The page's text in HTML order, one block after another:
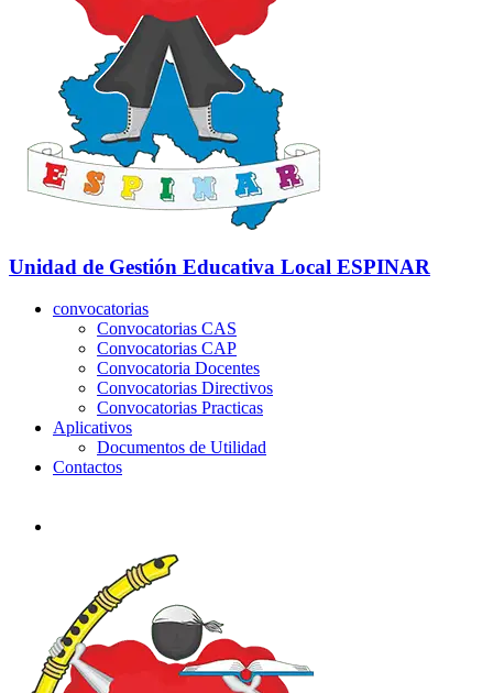
Unidad de Gestión Educativa Local ESPINAR
convocatorias
Convocatorias CAS
Convocatorias CAP
Convocatoria Docentes
Convocatorias Directivos
Convocatorias Practicas
Aplicativos
Documentos de Utilidad
Contactos